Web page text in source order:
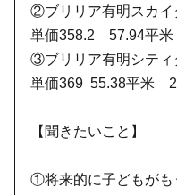
②ブリリア有明スカ
単価358.2 57.94平
③ブリリア有明シテ
単価369 55.38平米 2
【聞きたいこと】
①将来的に子どもがも